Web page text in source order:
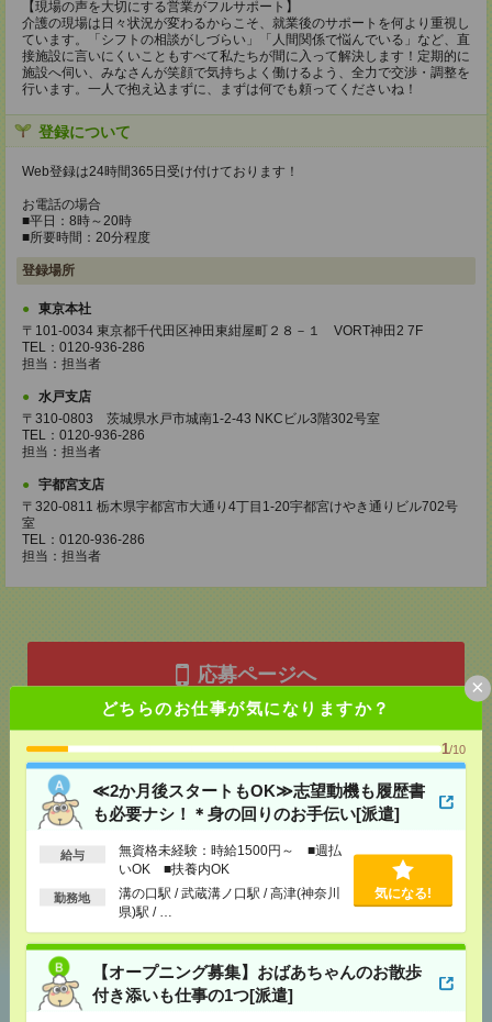
どちらのお仕事が気になりますか？
1/10
≪2か月後スタートもOK≫志望動機も履歴書
も必要ナシ！＊身の回りのお手伝い[派遣]
給与
無資格未経験：時給1500円～ ■週払
いOK ■扶養内OK
勤務地
溝の口駅 / 武蔵溝ノ口駅 / 高津(神奈川
県)駅 / …
気になる!
【オープニング募集】おばあちゃんのお散歩
付き添いも仕事の1つ[派遣]
×
【現場の声を大切にする営業がフルサポート】
介護の現場は日々状況が変わるからこそ、就業後のサポートを何より重視し
ています。「シフトの相談がしづらい」「人間関係で悩んでいる」など、直
接施設に言いにくいこともすべて私たちが間に入って解決します！定期的に
施設へ伺い、みなさんが笑顔で気持ちよく働けるよう、全力で交渉・調整を
行います。一人で抱え込まずに、まずは何でも頼ってくださいね！
登録について
Web登録は24時間365日受け付けております！
お電話の場合
■平日：8時～20時
■所要時間：20分程度
登録場所
東京本社
〒101-0034 東京都千代田区神田東紺屋町２８－１ VORT神田2 7F
TEL：0120-936-286
担当：担当者
水戸支店
〒310-0803 茨城県水戸市城南1-2-43 NKCビル3階302号室
TEL：0120-936-286
担当：担当者
宇都宮支店
〒320-0811 栃木県宇都宮市大通り4丁目1-20宇都宮けやき通りビル702号
室
TEL：0120-936-286
担当：担当者
応募ページへ
気になる！ 電話応募
メール LINEで送る
シェア ツイート ブックマーク
あなたの閲覧履歴からの
おすすめ